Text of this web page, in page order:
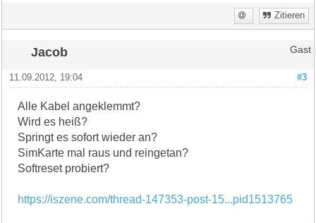
Zitieren
Jacob Gast
#3
11.09.2012, 19:04
Alle Kabel angeklemmt?
Wird es heiß?
Springt es sofort wieder an?
SimKarte mal raus und reingetan?
Softreset probiert?
https://iszene.com/thread-147353-post-15...pid1513765